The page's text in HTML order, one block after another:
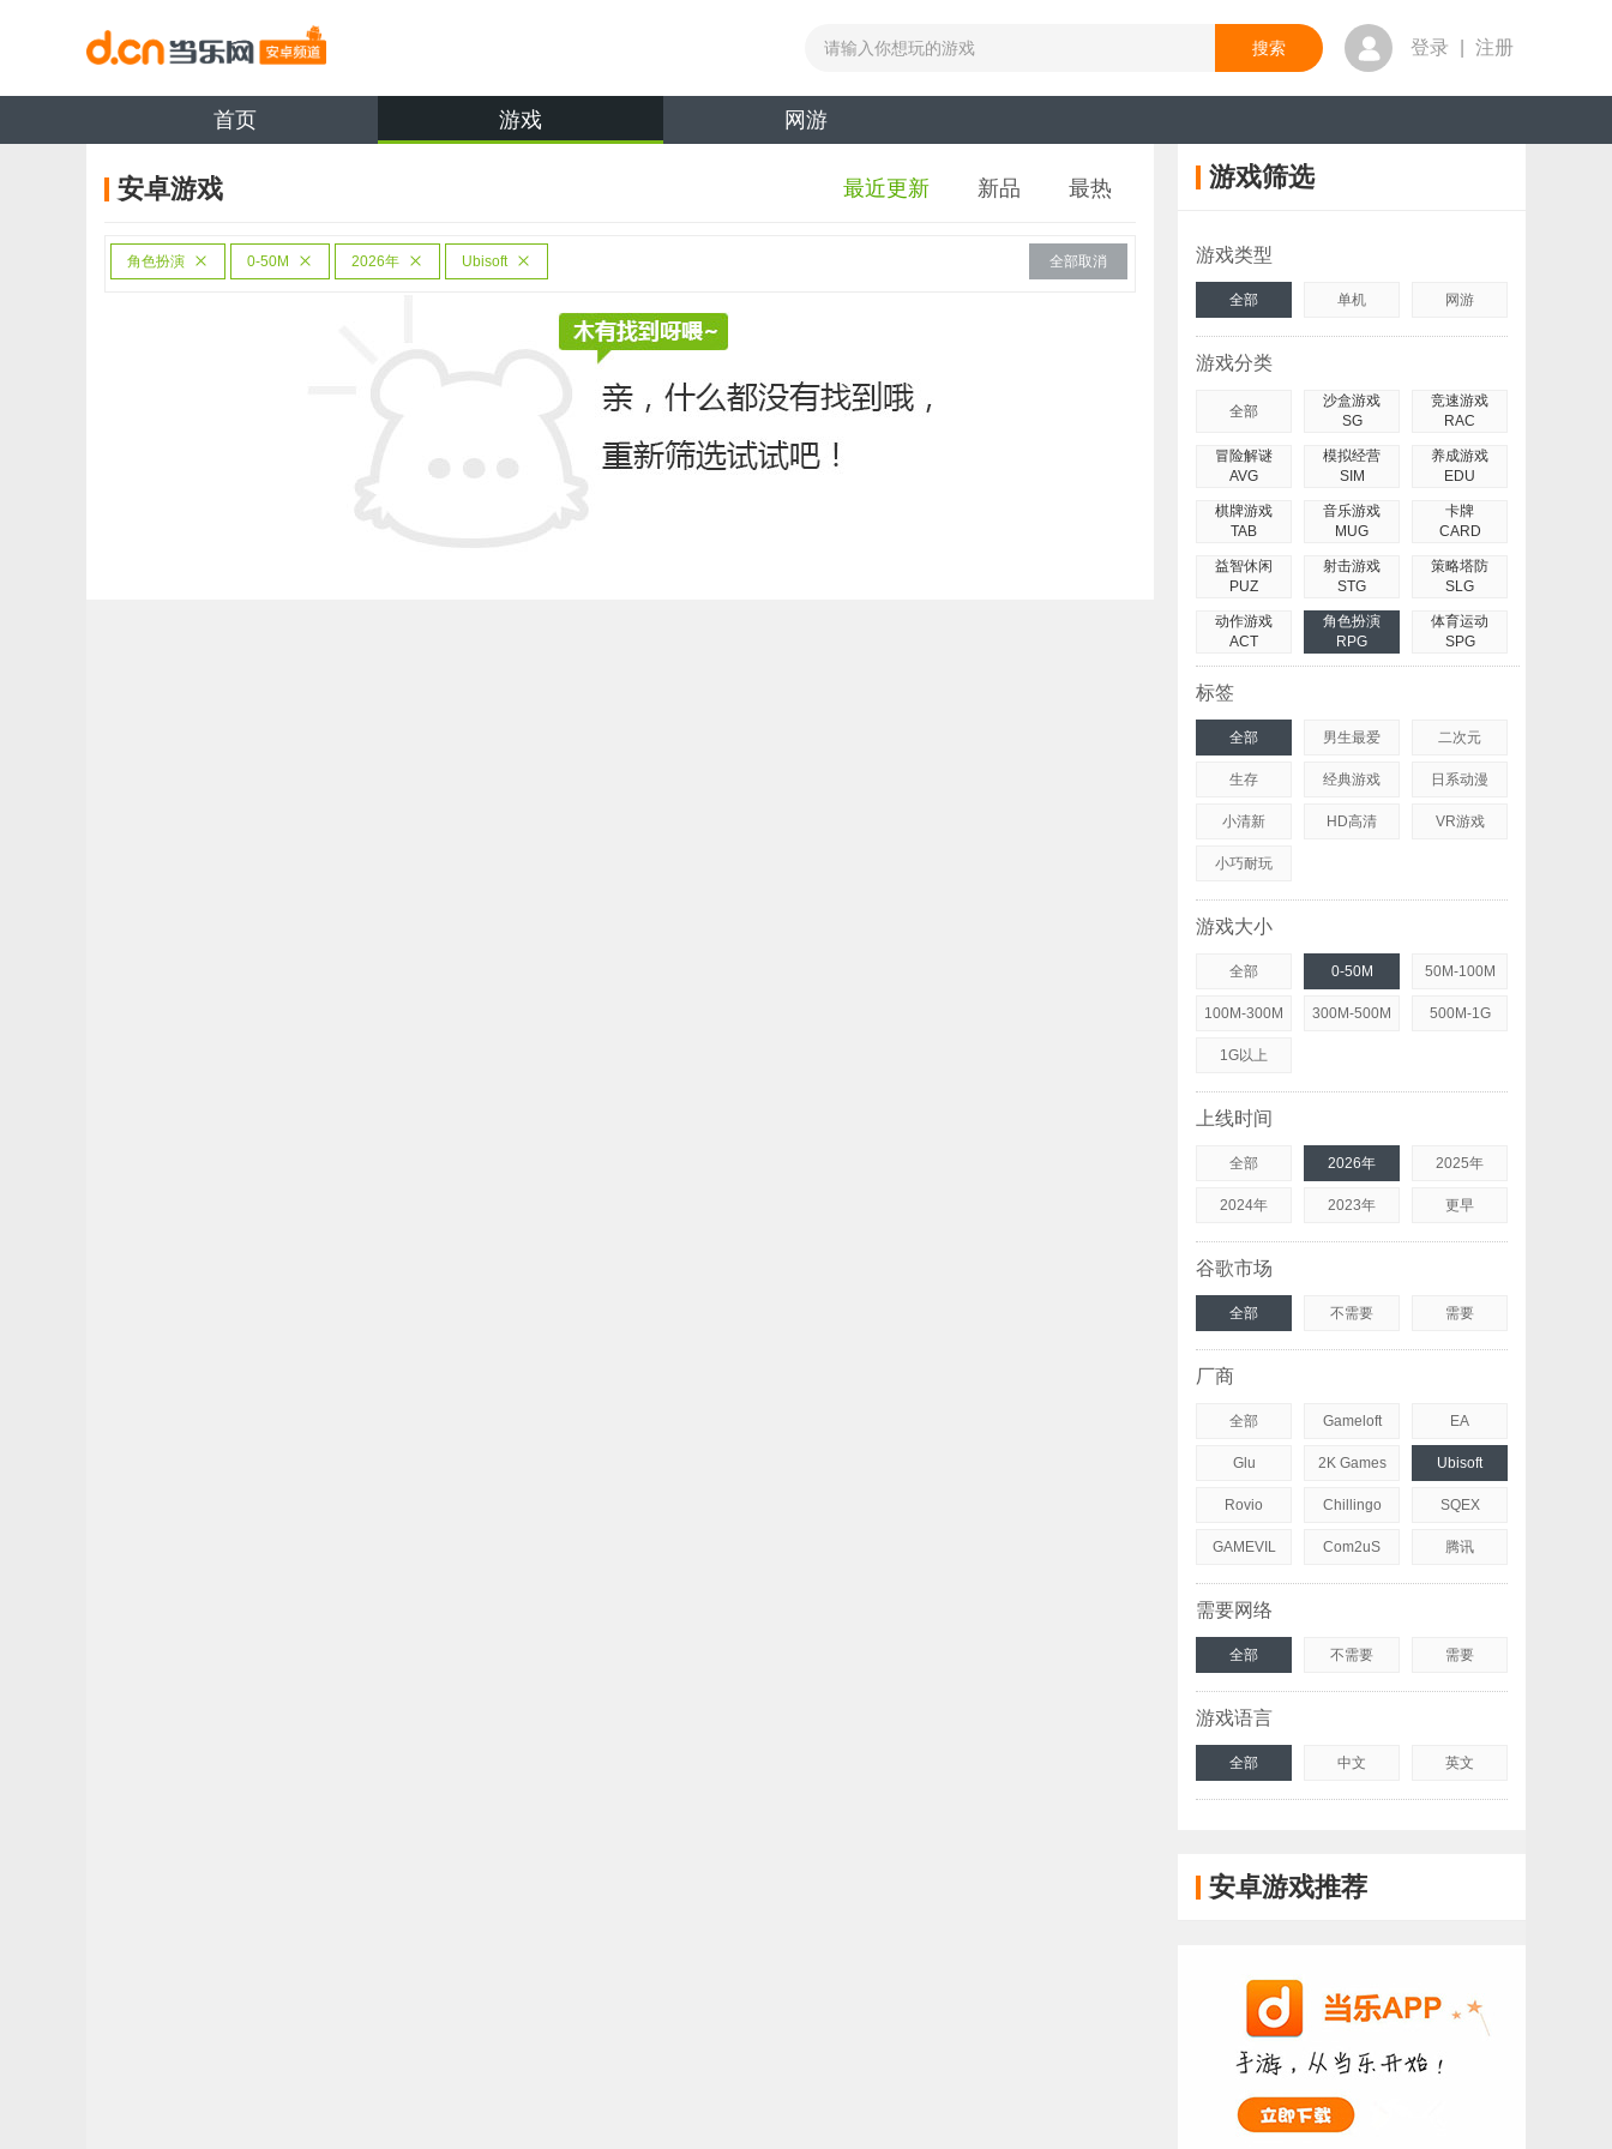
登录 注册
首页 游戏 网游
安卓游戏 最近更新 新品 最热
角色扮演 0-50M 2026年 Ubisoft 全部取消
游戏筛选
游戏类型
全部 单机 网游
游戏分类
全部
沙盒游戏
SG
竞速游戏
RAC
冒险解谜
AVG
模拟经营
SIM
养成游戏
EDU
棋牌游戏
TAB
音乐游戏
MUG
卡牌
CARD
益智休闲
PUZ
射击游戏
STG
策略塔防
SLG
动作游戏
ACT
角色扮演
RPG
体育运动
SPG
标签
全部 男生最爱 二次元
生存 经典游戏 日系动漫
小清新 HD高清 VR游戏
小巧耐玩
游戏大小
全部 0-50M 50M-100M
100M-300M 300M-500M 500M-1G
1G以上
上线时间
全部 2026年 2025年
2024年 2023年 更早
谷歌市场
全部 不需要 需要
厂商
全部 Gameloft EA
Glu 2K Games Ubisoft
Rovio Chillingo SQEX
GAMEVIL Com2uS 腾讯
需要网络
全部 不需要 需要
游戏语言
全部 中文 英文
安卓游戏推荐